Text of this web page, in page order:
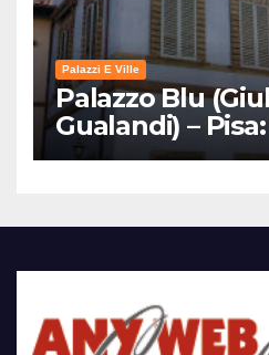
Palazzi E Ville
Palazzo Blu
Gualandi) –
Mostre e Info